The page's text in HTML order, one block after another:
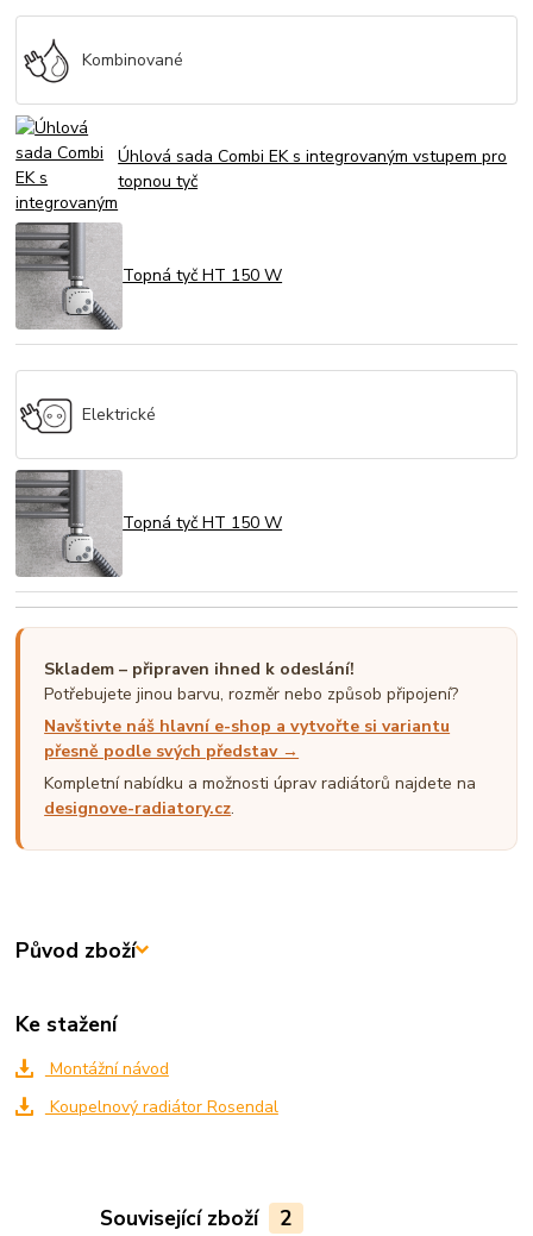
Kombinované
Úhlová sada Combi EK s integrovaným vstupem pro
topnou tyč
Topná tyč HT 150 W
Elektrické
Topná tyč HT 150 W
Skladem – připraven ihned k odeslání!
Potřebujete jinou barvu, rozměr nebo způsob připojení?
Navštivte náš hlavní e-shop a vytvořte si variantu
přesně podle svých představ →
Kompletní nabídku a možnosti úprav radiátorů najdete na
designove-radiatory.cz.
Původ zboží
Ke stažení
Montážní návod
Koupelnový radiátor Rosendal
Související zboží 2